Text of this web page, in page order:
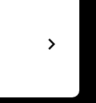
keyboard_arrow_right